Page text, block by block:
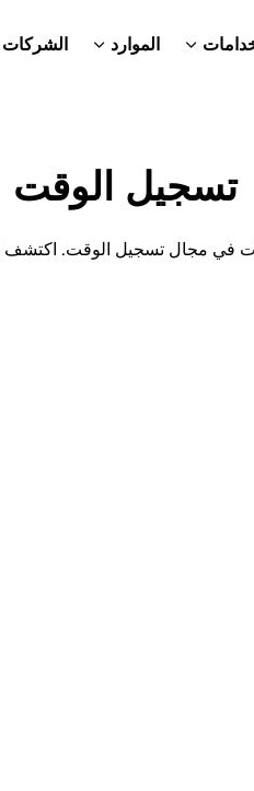
الموارد الشركات
تسجيل الوقت
في مجال تسجيل الوقت. اكتشف